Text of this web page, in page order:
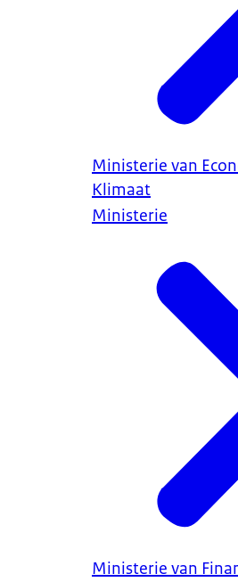
Ministerie van
Klimaat
Ministerie
Ministerie van